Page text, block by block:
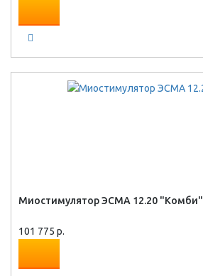
Миостимулятор ЭСМА 12.20 "Комби"
101 775 р.